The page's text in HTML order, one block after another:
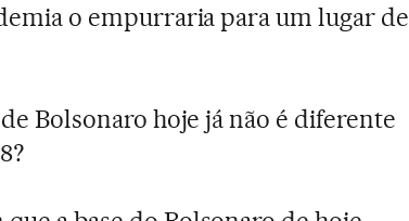
o empurraria para um lugar de
Bolsonaro hoje já não é diferente